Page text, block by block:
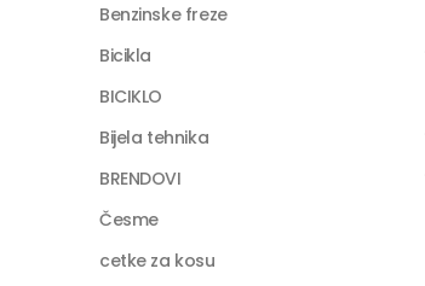
Benzinske freze
Bicikla
BICIKLO
Bijela tehnika
BRENDOVI
Česme
cetke za kosu